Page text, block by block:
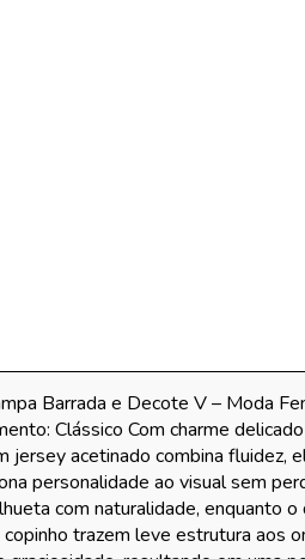
Barrada e Decote V – Moda
Clássico Com charme
acetinado combina fluidez,
personalidade ao visual sem
com naturalidade, enquanto
trazem leve estrutura aos